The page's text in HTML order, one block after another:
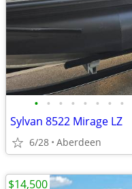
• • • • • • • •
Sylvan 8522 Mirage LZ
6/28 Aberdeen
$14,500